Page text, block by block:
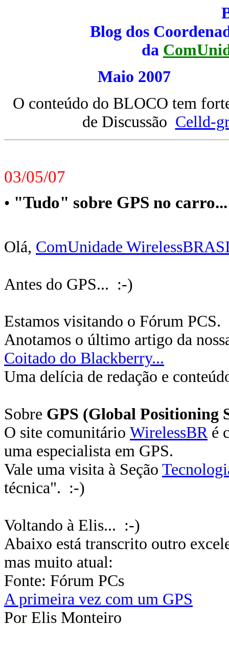
Blog dos
da
Maio
O conteúdo do BLOCO tem
de Discussão Celld-
03/05/07
• "Tudo" sobre GPS no carro...
Olá, ComUnidade
Antes do GPS... :-)
Estamos visitando o Fórum PCS.
Anotamos o último artigo da
Coitado do Blackberry...
Uma delícia de redação e
Sobre GPS (Global Positioning
O site comunitário WirelessBR é
uma especialista em GPS.
Vale uma visita à Seção
técnica". :-)
Voltando à Elis... :-)
Abaixo está transcrito outro
mas muito atual:
Fonte: Fórum PCs
A primeira vez com um GPS
Por Elis Monteiro